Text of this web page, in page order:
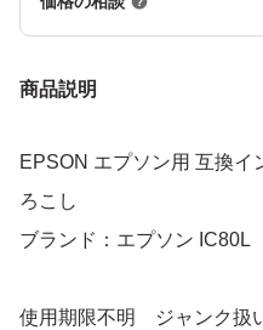
商品説明
EPSON エプソン用 互換イ
ろこし
ブランド：エプソン IC80L
使用期限不明 ジャンク扱